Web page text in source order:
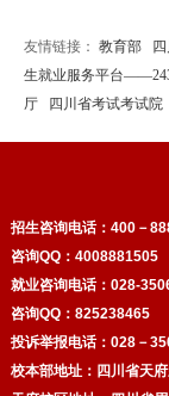
友情链接： 教育部
生就业服务平台
厅
四川省考试考试院
招生咨询电话： 400－
咨询QQ：4008881505
就业咨询电话：028-
咨询QQ：825238465
投诉举报电话：028－
校本部地址：四川省天